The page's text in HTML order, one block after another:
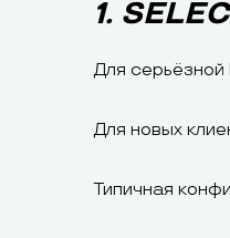
1.
Для
Для новых
Типичная